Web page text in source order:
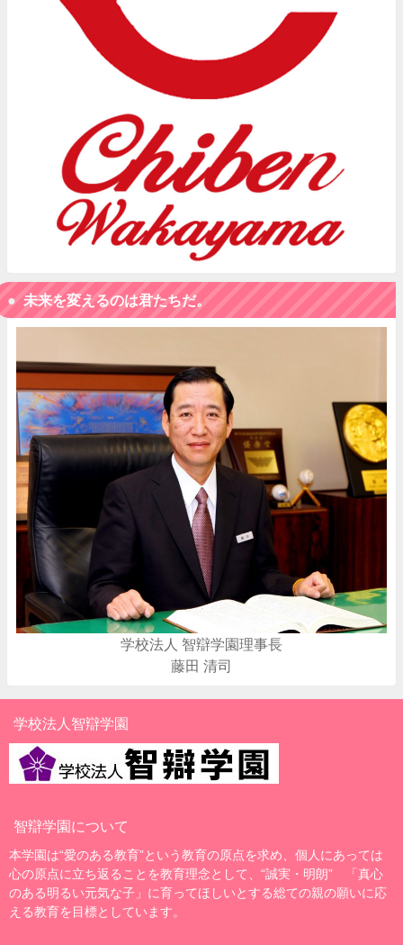
未来を変えるのは君たちだ。
学校法人 智辯学園理事長
藤田 清司
学校法人智辯学園
智辯学園について
本学園は“愛のある教育”という教育の原点を求め、個人にあっては
心の原点に立ち返ることを教育理念として、“誠実・明朗” 「真心
のある明るい元気な子」に育ってほしいとする総ての親の願いに応
える教育を目標としています。